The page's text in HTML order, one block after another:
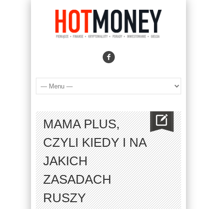
MAMA PLUS,
CZYLI KIEDY I NA
JAKICH
ZASADACH
RUSZY